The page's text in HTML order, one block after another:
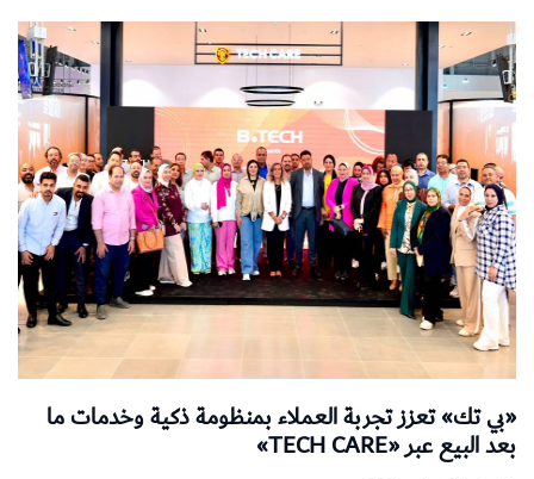
«بي تك» تعزز تجربة العملاء بمنظومة ذكية وخدمات ما
بعد البيع عبر «TECH CARE»